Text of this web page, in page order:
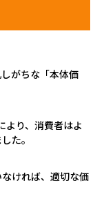
がちな「本体価
より、消費者はよ
た。
ければ、適切な価